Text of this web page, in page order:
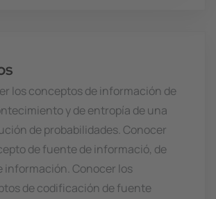
los conceptos de información de
y de entropía de una
de probabilidades. Conocer
de fuente de informació, de
información. Conocer los
de codificación de fuente